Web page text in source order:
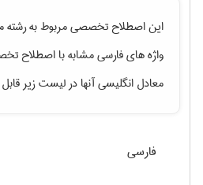
این اصطلاح تخصصی مربوط به رشته
واژه های فارسی مشابه با اصطلاح
معادل انگلیسی آنها در لیست زیر
فارسی